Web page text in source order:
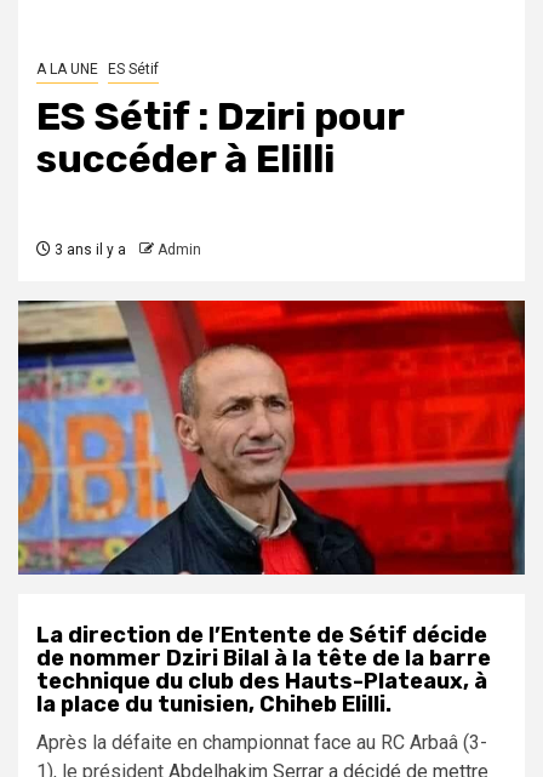
A LA UNE ES Sétif
ES Sétif : Dziri pour
succéder à Elilli
3 ans il y a Admin
La direction de l’Entente de Sétif décide
de nommer Dziri Bilal à la tête de la barre
technique du club des Hauts-Plateaux, à
la place du tunisien, Chiheb Elilli.
Après la défaite en championnat face au RC Arbaâ (3-
1), le président Abdelhakim Serrar a décidé de mettre